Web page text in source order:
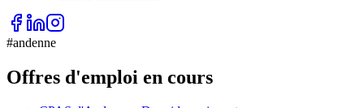
#andenne
Offres d'emploi en cours